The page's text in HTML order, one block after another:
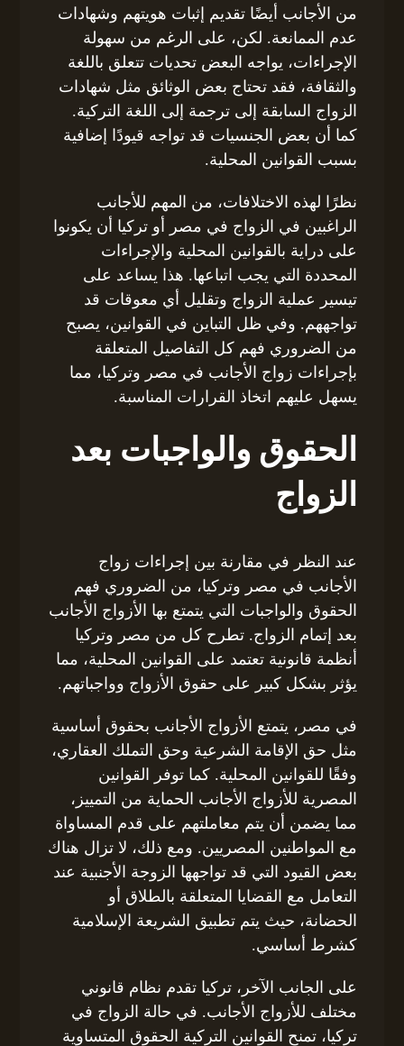
من الأجانب أيضًا تقديم إثبات هويتهم وشهادات
عدم الممانعة. لكن، على الرغم من سهولة
الإجراءات، يواجه البعض تحديات تتعلق باللغة
والثقافة، فقد تحتاج بعض الوثائق مثل شهادات
الزواج السابقة إلى ترجمة إلى اللغة التركية.
كما أن بعض الجنسيات قد تواجه قيودًا إضافية
بسبب القوانين المحلية.
نظرًا لهذه الاختلافات، من المهم للأجانب
الراغبين في الزواج في مصر أو تركيا أن يكونوا
على دراية بالقوانين المحلية والإجراءات
المحددة التي يجب اتباعها. هذا يساعد على
تيسير عملية الزواج وتقليل أي معوقات قد
تواجههم. وفي ظل التباين في القوانين، يصبح
من الضروري فهم كل التفاصيل المتعلقة
بإجراءات زواج الأجانب في مصر وتركيا، مما
يسهل عليهم اتخاذ القرارات المناسبة.
الحقوق والواجبات بعد
الزواج
عند النظر في مقارنة بين إجراءات زواج
الأجانب في مصر وتركيا، من الضروري فهم
الحقوق والواجبات التي يتمتع بها الأزواج الأجانب
بعد إتمام الزواج. تطرح كل من مصر وتركيا
أنظمة قانونية تعتمد على القوانين المحلية، مما
يؤثر بشكل كبير على حقوق الأزواج وواجباتهم.
في مصر، يتمتع الأزواج الأجانب بحقوق أساسية
مثل حق الإقامة الشرعية وحق التملك العقاري،
وفقًا للقوانين المحلية. كما توفر القوانين
المصرية للأزواج الأجانب الحماية من التمييز،
مما يضمن أن يتم معاملتهم على قدم المساواة
مع المواطنين المصريين. ومع ذلك، لا تزال هناك
بعض القيود التي قد تواجهها الزوجة الأجنبية عند
التعامل مع القضايا المتعلقة بالطلاق أو
الحضانة، حيث يتم تطبيق الشريعة الإسلامية
كشرط أساسي.
على الجانب الآخر، تركيا تقدم نظام قانوني
مختلف للأزواج الأجانب. في حالة الزواج في
تركيا، تمنح القوانين التركية الحقوق المتساوية